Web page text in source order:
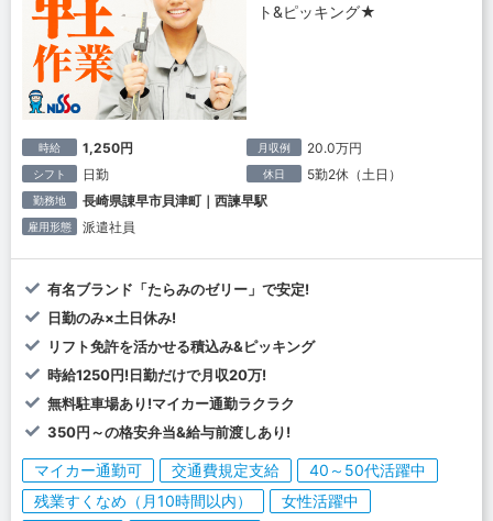
ト&ピッキング★
時給 1,250円 月収例 20.0万円
シフト 日勤 休日 5勤2休（土日）
勤務地 長崎県諌早市貝津町｜西諫早駅
雇用形態 派遣社員
有名ブランド「たらみのゼリー」で安定!
日勤のみ×土日休み!
リフト免許を活かせる積込み&ピッキング
時給1250円!日勤だけで月収20万!
無料駐車場あり!マイカー通勤ラクラク
350円～の格安弁当&給与前渡しあり!
マイカー通勤可 交通費規定支給
40～50代活躍中
残業すくなめ（月10時間以内）
女性活躍中